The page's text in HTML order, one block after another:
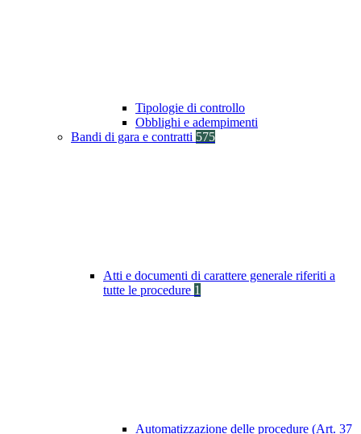
Tipologie di controllo
Obblighi e adempimenti
Bandi di gara e contratti 575
Atti e documenti di carattere generale riferiti a
tutte le procedure 1
Automatizzazione delle procedure (Art. 37